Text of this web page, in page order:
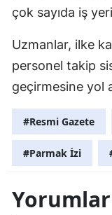
çok sayıda iş
Uzmanlar, ilke
personel takip
geçirmesine yol
#Resmi Gazete
#Parmak İzi
Yorumlar